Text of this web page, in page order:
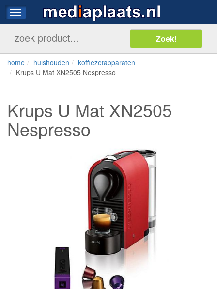
home huishouden
koffiezetapparaten
Krups U Mat XN2505 Nespresso
Krups U Mat XN2505
Nespresso